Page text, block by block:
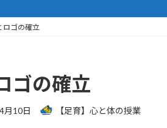
ロゴの確立
ゴの確立
月10日 【足育】心と体の授業